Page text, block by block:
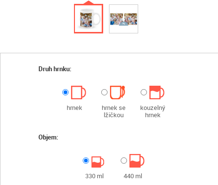
Druh hrnku:
hrnek
hrnek se
lžičkou
kouzelný
hrnek
Objem:
330 ml 440 ml